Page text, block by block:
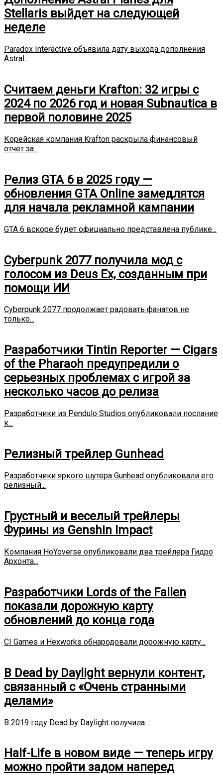
Stellaris выйдет на следующей
неделе
Paradox Interactive объявила дату выхода дополнения
Astral...
Считаем деньги Krafton: 32 игры с
2024 по 2026 год и новая Subnautica в
первой половине 2025
Корейская компания Krafton раскрыла финансовый
отчет за...
Релиз GTA 6 в 2025 году —
обновления GTA Online замедлятся
для начала рекламной кампании
GTA 6 вскоре будет официально представлена публике...
Cyberpunk 2077 получила мод с
голосом из Deus Ex, созданным при
помощи ИИ
Cyberpunk 2077 продолжает радовать фанатов не
только...
Разработчики Tintin Reporter — Cigars
of the Pharaoh предупредили о
серьезных проблемах с игрой за
несколько часов до релиза
Разработчики из Pendulo Studios опубликовали послание
к...
Релизный трейлер Gunhead
Разработчики яркого шутера Gunhead опубликовали его
релизный...
Грустный и веселый трейлеры
Фурины из Genshin Impact
Компания HoYoverse опубликовали два трейлера Гидро
Архонта...
Разработчики Lords of the Fallen
показали дорожную карту
обновлений до конца года
CI Games и Hexworks обнародовали дорожную карту...
В Dead by Daylight вернули контент,
связанный с «Очень странными
делами»
В 2019 году Dead by Daylight получила...
Half-Life в новом виде — теперь игру
можно пройти задом наперед